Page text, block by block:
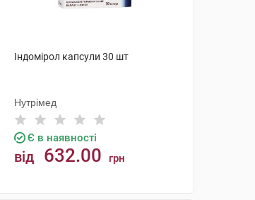
Індомірол капсули 30 шт
Нутрімед
Є в наявності
від 632.00 грн